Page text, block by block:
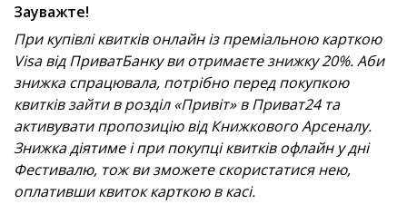
Зауважте!
При купівлі квитків онлайн із преміальною карткою
Visa від ПриватБанку ви отримаєте знижку 20%. Аби
знижка спрацювала, потрібно перед покупкою
квитків зайти в розділ «Привіт» в Приват24 та
активувати пропозицію від Книжкового Арсеналу.
Знижка діятиме і при покупці квитків офлайн у дні
Фестивалю, тож ви зможете скористатися нею,
оплативши квиток карткою в касі.